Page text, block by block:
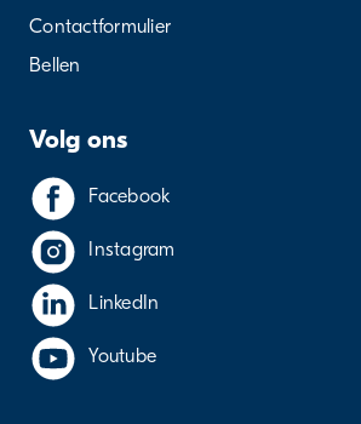
Contactformulier
Bellen
Volg ons
Facebook
Instagram
LinkedIn
Youtube